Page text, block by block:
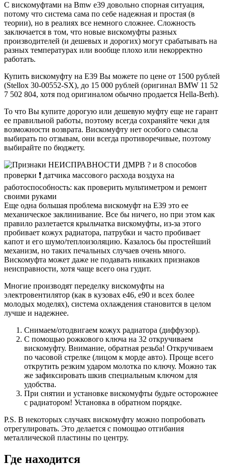
С вискомуфтами на Bmw e39 довольно спорная ситуация,
потому что система сама по себе надежная и простая (в
теории), но в реалиях все немного сложнее. Сложность
заключается в том, что новые вискомуфты разных
производителей (и дешевых и дорогих) могут срабатывать на
разных температурах или вообще плохо или некорректно
работать.
Купить вискомуфту на E39 Вы можете по цене от 1500 рублей
(Stellox 30-00552-SX), до 15 000 рублей (оригинал BMW 11 52
7 502 804, хотя под оригиналом обычно продается Hella-Berh).
То что Вы купите дорогую или дешевую муфту еще не гарант
ее правильной работы, поэтому всегда сохраняйте чеки для
возможности возврата. Вискомуфту нет особого смысла
выбирать по отзывам, они всегда противоречивые, поэтому
выбирайте по бюджету.
Еще одна большая проблема вискомуфт на E39 это ее
механическое заклинивание. Все бы ничего, но при этом как
правило разлетается крыльчатка вискомуфты, из-за этого
пробивает кожух радиатора, патрубки и часто пробивает
капот и его шумо/теплоизоляцию. Казалось бы простейший
механизм, но таких печальных случаев очень много.
Вискомуфта может даже не подавать никаких признаков
неисправности, хотя чаще всего она гудит.
Многие производят переделку вискомуфты на
электровентилятор (как в кузовах e46, e90 и всех более
молодых моделях), система охлаждения становится в целом
лучше и надежнее.
Снимаем/отодвигаем кожух радиатора (диффузор).
С помощью рожкового ключа на 32 откручиваем
вискомуфту. Внимание, обратная резьба! Откручиваем
по часовой стрелке (лицом к морде авто). Проще всего
открутить резким ударом молотка по ключу. Можно так
же зафиксировать шкив специальным ключом для
удобства.
При снятии и установке вискомуфты будьте осторожнее
с радиатором! Установка в обратном порядке.
P.S. В некоторых случаях вискомуфту можно попробовать
отрегулировать. Это делается с помощью отгибания
металлической пластины по центру.
Где находится